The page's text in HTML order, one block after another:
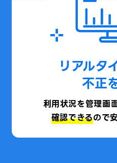
リアルタ
不正
利用状況を管理画
確認できるので